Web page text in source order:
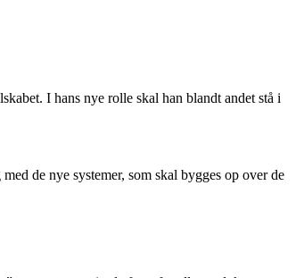
I hans nye rolle skal han blandt andet stå i
de nye systemer, som skal bygges op over de